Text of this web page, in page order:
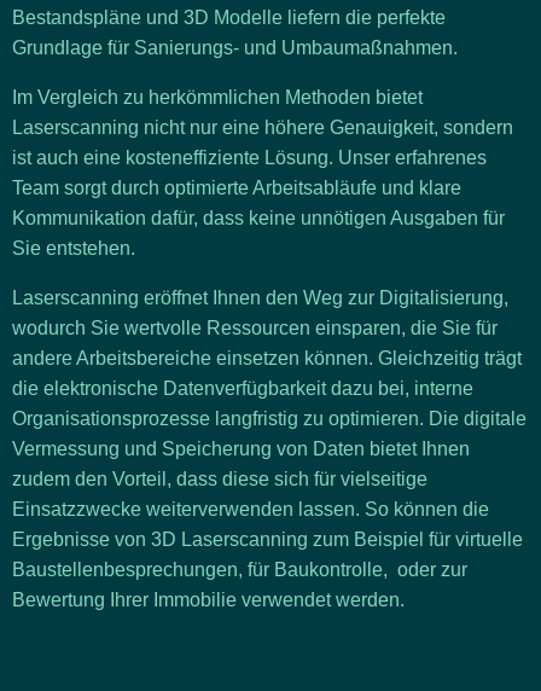
Bestandspläne und 3D Modelle liefern die perfekte
Grundlage für Sanierungs- und Umbaumaßnahmen.
Im Vergleich zu herkömmlichen Methoden bietet
Laserscanning nicht nur eine höhere Genauigkeit, sondern
ist auch eine kosteneffiziente Lösung. Unser erfahrenes
Team sorgt durch optimierte Arbeitsabläufe und klare
Kommunikation dafür, dass keine unnötigen Ausgaben für
Sie entstehen.
Laserscanning eröffnet Ihnen den Weg zur Digitalisierung,
wodurch Sie wertvolle Ressourcen einsparen, die Sie für
andere Arbeitsbereiche einsetzen können. Gleichzeitig trägt
die elektronische Datenverfügbarkeit dazu bei, interne
Organisationsprozesse langfristig zu optimieren. Die digitale
Vermessung und Speicherung von Daten bietet Ihnen
zudem den Vorteil, dass diese sich für vielseitige
Einsatzzwecke weiterverwenden lassen. So können die
Ergebnisse von 3D Laserscanning zum Beispiel für virtuelle
Baustellenbesprechungen, für Baukontrolle, oder zur
Bewertung Ihrer Immobilie verwendet werden.